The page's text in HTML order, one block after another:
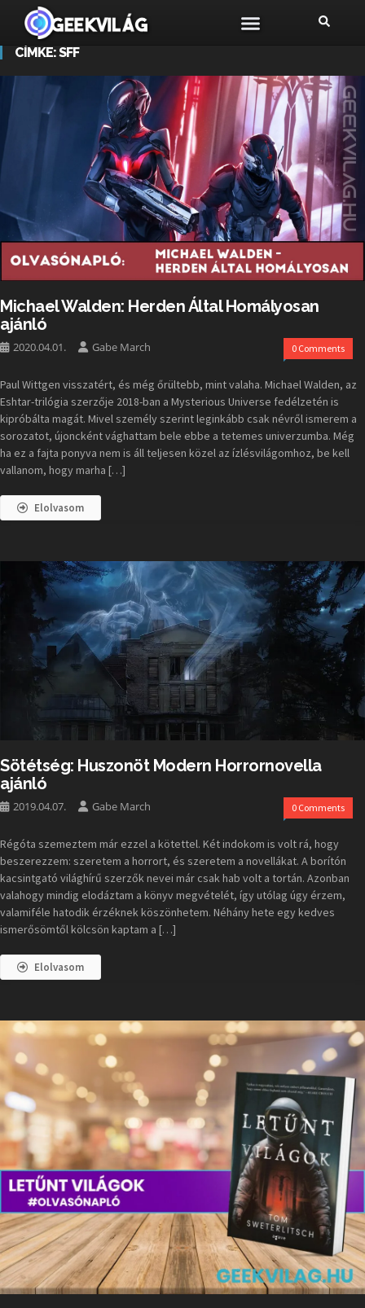
CÍMKE:SFF
Michael Walden: Herden Által Homályosan
ajánló
2020.04.01. Gabe March 0 Comments
Paul Wittgen visszatért, és még őrültebb, mint valaha. Michael Walden, az
Eshtar-trilógia szerzője 2018-ban a Mysterious Universe fedélzetén is
kipróbálta magát. Mivel személy szerint leginkább csak névről ismerem a
sorozatot, újoncként vághattam bele ebbe a tetemes univerzumba. Még
ha ez a fajta ponyva nem is áll teljesen közel az ízlésvilágomhoz, be kell
vallanom, hogy marha […]
Elolvasom
Sötétség: Huszonöt Modern Horrornovella
ajánló
2019.04.07. Gabe March 0 Comments
Régóta szemeztem már ezzel a kötettel. Két indokom is volt rá, hogy
beszerezzem: szeretem a horrort, és szeretem a novellákat. A borítón
kacsintgató világhírű szerzők nevei már csak hab volt a tortán. Azonban
valahogy mindig elodáztam a könyv megvételét, így utólag úgy érzem,
valamiféle hatodik érzéknek köszönhetem. Néhány hete egy kedves
ismerősömtől kölcsön kaptam a […]
Elolvasom